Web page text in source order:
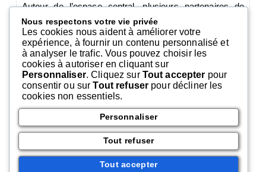
Autour de l’espace central, plusieurs partenaires de
l’Amicale avaient installé leurs stands, notamment la
Macif et Carrefour Lomme. L’occasion pour les visiteurs
de rencontrer les équipes présentes et d’échanger sur
leurs services. Le nouveau directeur de Carrefour
Lomme a également pris la parole. Soucieux de
proximité, il a affirmé sa volonté de renforcer les liens
avec les clients et les habitants du quartier.
Mais au-delà des animations, c’est surtout l’esprit de
convivialité qui a marqué cette rencontre. Accueillis
avec le sourire par le président de l’Amicale et les
nombreux bénévoles mobilisés, les participants ont
profité d’un moment d’échanges, de partage et de bonne
humeur.
Nous respectons votre vie privée
Les cookies nous aident à améliorer votre
expérience, à fournir un contenu personnalisé et
à analyser le trafic. Vous pouvez choisir les
cookies à autoriser en cliquant sur
Personnaliser. Cliquez sur Tout accepter pour
consentir ou surTout refuser pour décliner les
cookies non essentiels.
Personnaliser
Tout refuser
Tout accepter